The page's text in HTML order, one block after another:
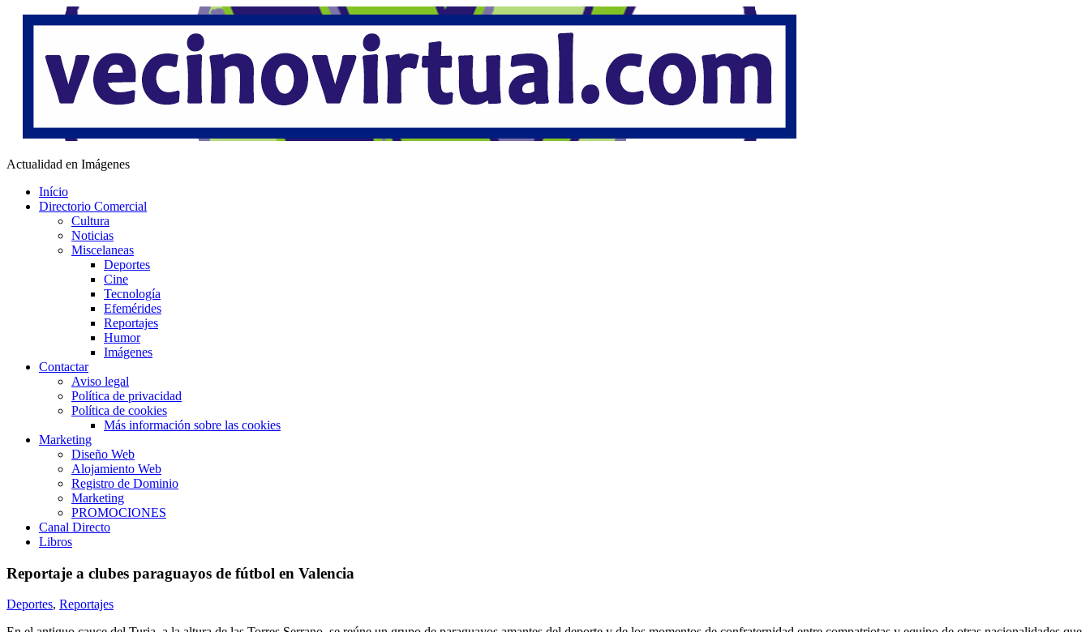
Saltar
Vecino Virtual
Actualidad en Imágenes
Início
Directorio Comercial
Cultura
Noticias
Miscelaneas
Deportes
Cine
Tecnología
Efemérides
Reportajes
Humor
Imágenes
Contactar
Aviso legal
Política de privacidad
Política de cookies
Más información sobre las cookies
Marketing
Diseño Web
Alojamiento Web
Registro de Dominio
Marketing
PROMOCIONES
Canal Directo
Libros
Reportaje a clubes paraguayos de fútbol en Valencia
Deportes, Reportajes